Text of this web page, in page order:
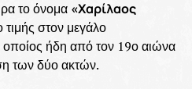
το όνομα «Χαρίλαος
τιμής στον μεγάλο
οποίος ήδη από τον 19ο αιώνα
των δύο ακτών.